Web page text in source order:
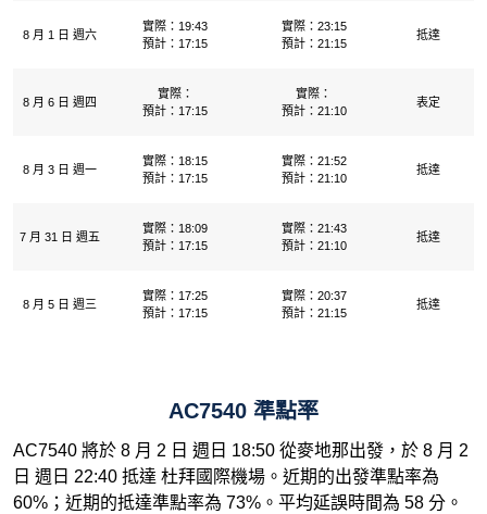
8 月 1 日 週六
實際：19:43
預計：17:15
實際：23:15
預計：21:15
抵達
8 月 6 日 週四
實際：
預計：17:15
實際：
預計：21:10
表定
8 月 3 日 週一
實際：18:15
預計：17:15
實際：21:52
預計：21:10
抵達
7 月 31 日 週五
實際：18:09
預計：17:15
實際：21:43
預計：21:10
抵達
8 月 5 日 週三
實際：17:25
預計：17:15
實際：20:37
預計：21:15
抵達
AC7540 準點率
AC7540 將於 8 月 2 日 週日 18:50 從麥地那出發，於 8 月 2
日 週日 22:40 抵達 杜拜國際機場。近期的出發準點率為
60%；近期的抵達準點率為 73%。平均延誤時間為 58 分。